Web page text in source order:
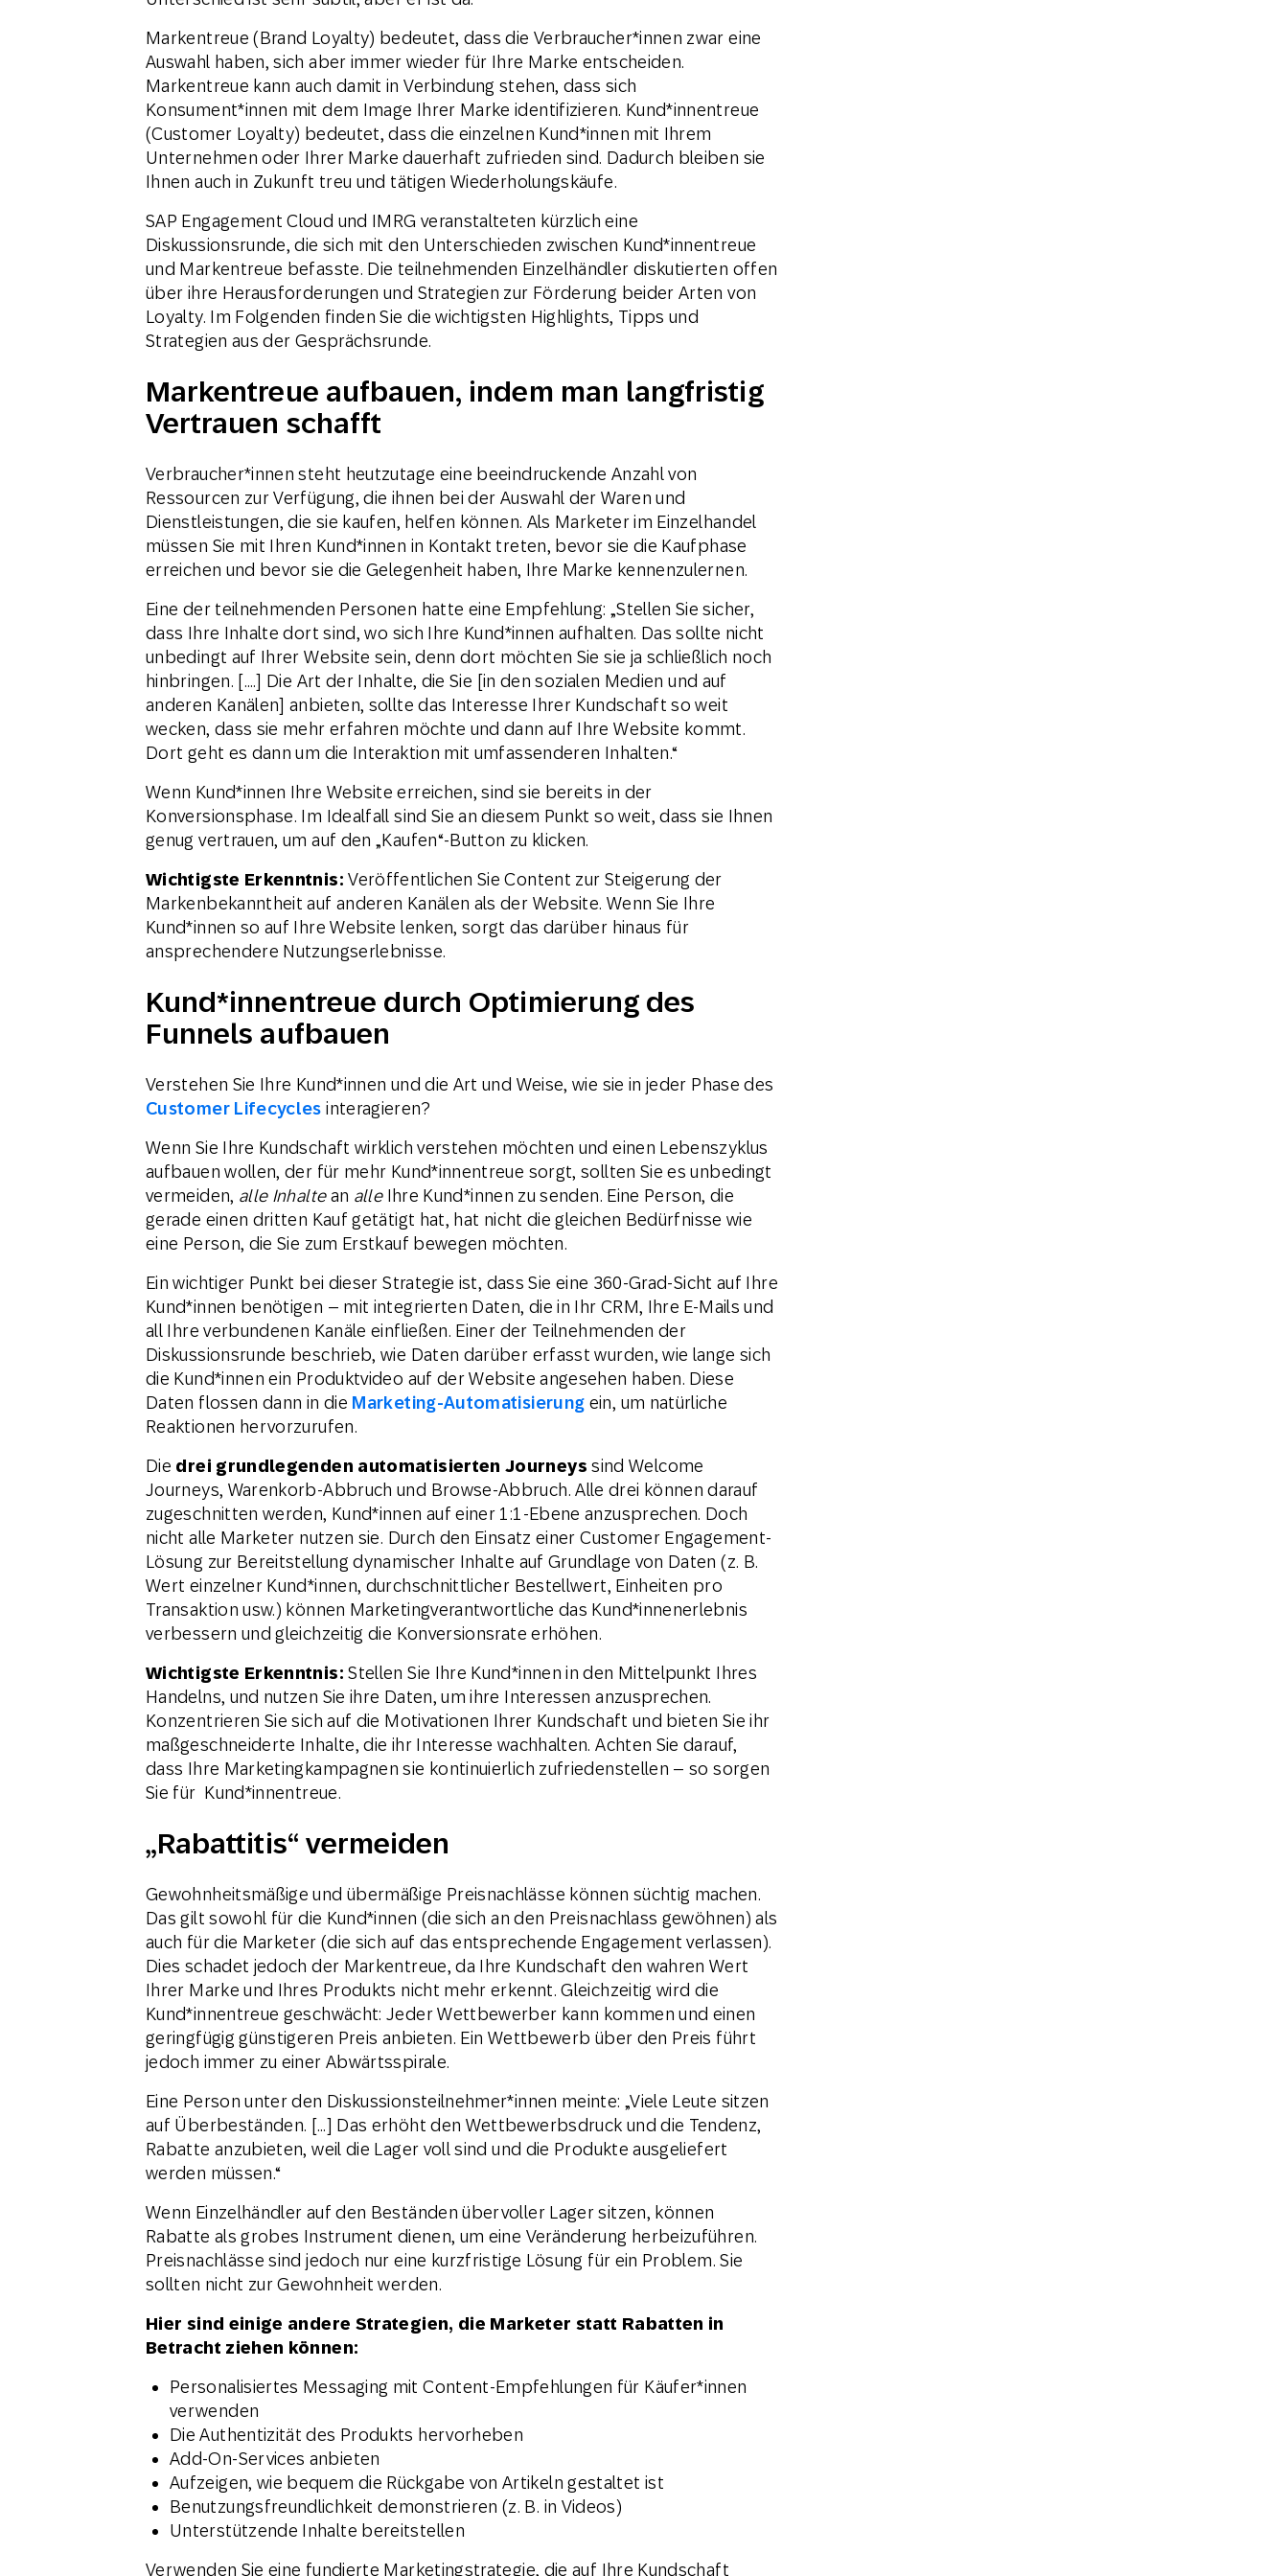
Markentreue (Brand Loyalty) bedeutet, dass die Verbraucher*innen zwar eine
Auswahl haben, sich aber immer wieder für Ihre Marke entscheiden.
Markentreue kann auch damit in Verbindung stehen, dass sich
Konsument*innen mit dem Image Ihrer Marke identifizieren. Kund*innentreue
(Customer Loyalty) bedeutet, dass die einzelnen Kund*innen mit Ihrem
Unternehmen oder Ihrer Marke dauerhaft zufrieden sind. Dadurch bleiben sie
Ihnen auch in Zukunft treu und tätigen Wiederholungskäufe.
SAP Engagement Cloud und IMRG veranstalteten kürzlich eine
Diskussionsrunde, die sich mit den Unterschieden zwischen Kund*innentreue
und Markentreue befasste. Die teilnehmenden Einzelhändler diskutierten offen
über ihre Herausforderungen und Strategien zur Förderung beider Arten von
Loyalty. Im Folgenden finden Sie die wichtigsten Highlights, Tipps und
Strategien aus der Gesprächsrunde.
Markentreue aufbauen, indem man langfristig
Vertrauen schafft
Verbraucher*innen steht heutzutage eine beeindruckende Anzahl von
Ressourcen zur Verfügung, die ihnen bei der Auswahl der Waren und
Dienstleistungen, die sie kaufen, helfen können. Als Marketer im Einzelhandel
müssen Sie mit Ihren Kund*innen in Kontakt treten, bevor sie die Kaufphase
erreichen und bevor sie die Gelegenheit haben, Ihre Marke kennenzulernen.
Eine der teilnehmenden Personen hatte eine Empfehlung: „Stellen Sie sicher,
dass Ihre Inhalte dort sind, wo sich Ihre Kund*innen aufhalten. Das sollte nicht
unbedingt auf Ihrer Website sein, denn dort möchten Sie sie ja schließlich noch
hinbringen. [….] Die Art der Inhalte, die Sie [in den sozialen Medien und auf
anderen Kanälen] anbieten, sollte das Interesse Ihrer Kundschaft so weit
wecken, dass sie mehr erfahren möchte und dann auf Ihre Website kommt.
Dort geht es dann um die Interaktion mit umfassenderen Inhalten.“
Wenn Kund*innen Ihre Website erreichen, sind sie bereits in der
Konversionsphase. Im Idealfall sind Sie an diesem Punkt so weit, dass sie Ihnen
genug vertrauen, um auf den „Kaufen“-Button zu klicken.
Wichtigste Erkenntnis:Veröffentlichen Sie Content zur Steigerung der
Markenbekanntheit auf anderen Kanälen als der Website. Wenn Sie Ihre
Kund*innen so auf Ihre Website lenken, sorgt das darüber hinaus für
ansprechendere Nutzungserlebnisse.
Kund*innentreue durch Optimierung des
Funnels aufbauen
Verstehen Sie Ihre Kund*innen und die Art und Weise, wie sie in jeder Phase des
Customer Lifecycles interagieren?
Wenn Sie Ihre Kundschaft wirklich verstehen möchten und einen Lebenszyklus
aufbauen wollen, der für mehr Kund*innentreue sorgt, sollten Sie es unbedingt
vermeiden, alle Inhaltean alleIhre Kund*innen zu senden. Eine Person, die
gerade einen dritten Kauf getätigt hat, hat nicht die gleichen Bedürfnisse wie
eine Person, die Sie zum Erstkauf bewegen möchten.
Ein wichtiger Punkt bei dieser Strategie ist, dass Sie eine 360-Grad-Sicht auf Ihre
Kund*innen benötigen – mit integrierten Daten, die in Ihr CRM, Ihre E-Mails und
all Ihre verbundenen Kanäle einfließen. Einer der Teilnehmenden der
Diskussionsrunde beschrieb, wie Daten darüber erfasst wurden, wie lange sich
die Kund*innen ein Produktvideo auf der Website angesehen haben. Diese
Daten flossen dann in die Marketing-Automatisierung ein, um natürliche
Reaktionen hervorzurufen.
Die drei grundlegenden automatisierten Journeys sind Welcome
Journeys, Warenkorb-Abbruch und Browse-Abbruch. Alle drei können darauf
zugeschnitten werden, Kund*innen auf einer 1:1-Ebene anzusprechen. Doch
nicht alle Marketer nutzen sie. Durch den Einsatz einer Customer Engagement-
Lösung zur Bereitstellung dynamischer Inhalte auf Grundlage von Daten (z. B.
Wert einzelner Kund*innen, durchschnittlicher Bestellwert, Einheiten pro
Transaktion usw.) können Marketingverantwortliche das Kund*innenerlebnis
verbessern und gleichzeitig die Konversionsrate erhöhen.
Wichtigste Erkenntnis:Stellen Sie Ihre Kund*innen in den Mittelpunkt Ihres
Handelns, und nutzen Sie ihre Daten, um ihre Interessen anzusprechen.
Konzentrieren Sie sich auf die Motivationen Ihrer Kundschaft und bieten Sie ihr
maßgeschneiderte Inhalte, die ihr Interesse wachhalten. Achten Sie darauf,
dass Ihre Marketingkampagnen sie kontinuierlich zufriedenstellen – so sorgen
Sie für Kund*innentreue.
„Rabattitis“ vermeiden
Gewohnheitsmäßige und übermäßige Preisnachlässe können süchtig machen.
Das gilt sowohl für die Kund*innen (die sich an den Preisnachlass gewöhnen) als
auch für die Marketer (die sich auf das entsprechende Engagement verlassen).
Dies schadet jedoch der Markentreue, da Ihre Kundschaft den wahren Wert
Ihrer Marke und Ihres Produkts nicht mehr erkennt. Gleichzeitig wird die
Kund*innentreue geschwächt: Jeder Wettbewerber kann kommen und einen
geringfügig günstigeren Preis anbieten. Ein Wettbewerb über den Preis führt
jedoch immer zu einer Abwärtsspirale.
Eine Person unter den Diskussionsteilnehmer*innen meinte: „Viele Leute sitzen
auf Überbeständen. […] Das erhöht den Wettbewerbsdruck und die Tendenz,
Rabatte anzubieten, weil die Lager voll sind und die Produkte ausgeliefert
werden müssen.“
Wenn Einzelhändler auf den Beständen übervoller Lager sitzen, können
Rabatte als grobes Instrument dienen, um eine Veränderung herbeizuführen.
Preisnachlässe sind jedoch nur eine kurzfristige Lösung für ein Problem. Sie
sollten nicht zur Gewohnheit werden.
Hier sind einige andere Strategien, die Marketer statt Rabatten in
Betracht ziehen können:
Personalisiertes Messaging mit Content-Empfehlungen für Käufer*innen
verwenden
Die Authentizität des Produkts hervorheben
Add-On-Services anbieten
Aufzeigen, wie bequem die Rückgabe von Artikeln gestaltet ist
Benutzungsfreundlichkeit demonstrieren (z. B. in Videos)
Unterstützende Inhalte bereitstellen
Verwenden Sie eine fundierte Marketingstrategie, die auf Ihre Kundschaft